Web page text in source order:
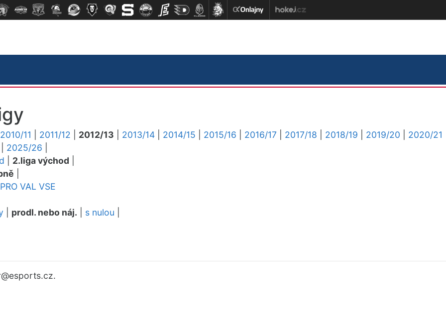
2010/11 2011/12 2012/13 2013/14 2014/15 2015/16 2016/17 2017/18 2018/19 2019/20
2020/21
2025/26
2.liga východ
PRO VAL VSE
prodl. nebo náj. s nulou
@esports.cz.